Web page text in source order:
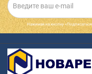
Нажимая на кнопку